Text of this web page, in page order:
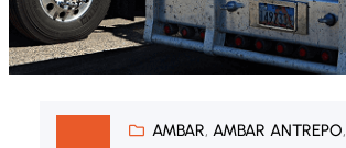
AMBAR, AMBAR ANTREPO,